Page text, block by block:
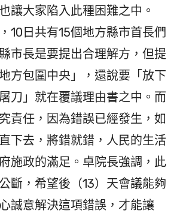
讓大家陷入此種困難之中。
10日共有15個地方縣市首長們
市長是要提出合理解方，但提
方包圍中央」，還說要「放下
刀」就在覆議理由書之中。而
責任，因為錯誤已經發生，如
下去，將錯就錯，人民的生活
施政的滿足。卓院長強調，此
斷，希望後（13）天會議能夠
誠意解決這項錯誤，才能讓